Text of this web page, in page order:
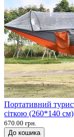
Портативний
сіткою (260*140 см)
670.00 грн.
До кошика